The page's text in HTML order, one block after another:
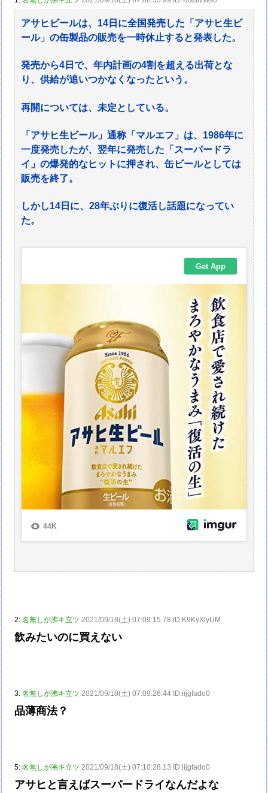
アサヒビールは、14日に全国発売した「アサヒ生ビ
ール」の缶製品の販売を一時休止すると発表した。
発売から4日で、年内計画の4割を超える出荷とな
り、供給が追いつかなくなったという。
再開については、未定としている。
「アサヒ生ビール」通称「マルエフ」は、1986年に
一度発売したが、翌年に発売した「スーパードラ
イ」の爆発的なヒットに押され、缶ビールとしては
販売を終了。
しかし14日に、28年ぶりに復活し話題になってい
た。
2:名無しが沸キ立ツ 2021/09/18(土) 07:09:15.78 ID:K9KyXlyUM
飲みたいのに買えない
3:名無しが沸キ立ツ 2021/09/18(土) 07:09:26.44 ID:iijgfado0
品薄商法？
5:名無しが沸キ立ツ 2021/09/18(土) 07:10:28.13 ID:iijgfado0
アサヒと言えばスーパードライなんだよな